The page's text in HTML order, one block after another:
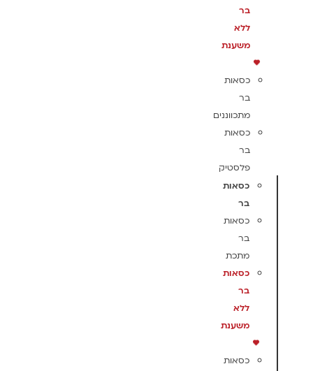
בר
ללא
משענת
כסאות
בר
מתכווננים
כסאות
בר
פלסטיק
כסאות
בר
כסאות
בר
מתכת
כסאות
בר
ללא
משענת
כסאות